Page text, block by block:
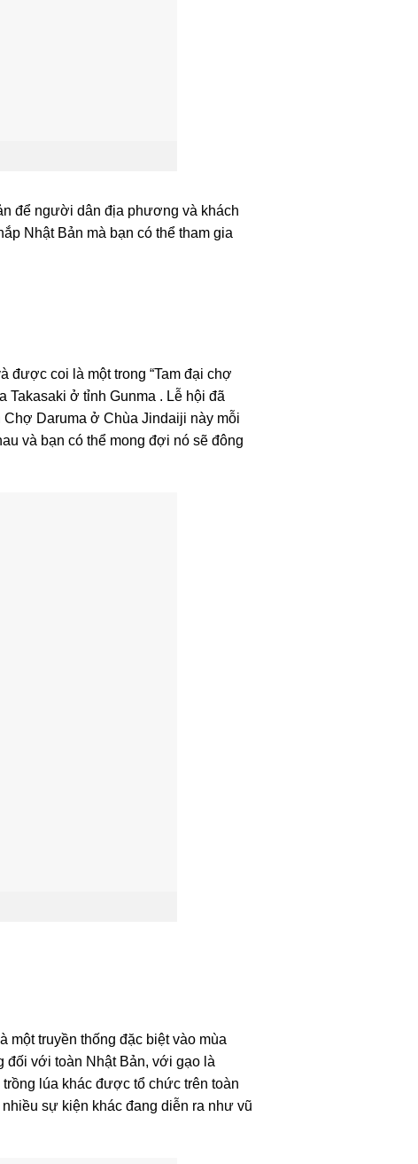
để người dân địa phương và khách
Nhật Bản mà bạn có thể tham gia
được coi là một trong “Tam đại chợ
Takasaki ở tỉnh Gunma . Lễ hội đã
Daruma ở Chùa Jindaiji này mỗi
và bạn có thể mong đợi nó sẽ đông
truyền thống đặc biệt vào mùa
đối với toàn Nhật Bản, với gạo là
lúa khác được tổ chức trên toàn
sự kiện khác đang diễn ra như vũ